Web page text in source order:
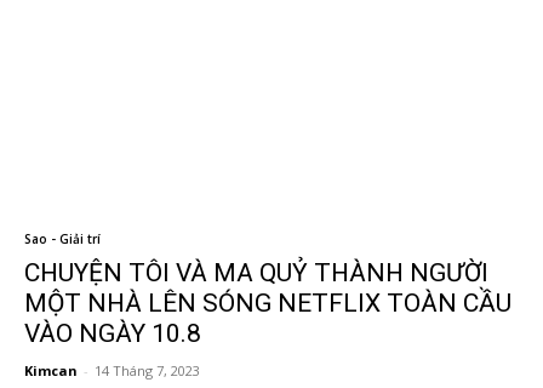
Sao - Giải trí
CHUYỆN TÔI VÀ MA QUỶ THÀNH NGƯỜI
MỘT NHÀ LÊN SÓNG NETFLIX TOÀN CẦU
VÀO NGÀY 10.8
Kimcan - 14 Tháng 7, 2023